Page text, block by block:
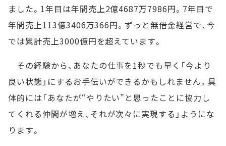
ました。1年目は年間売上2億4687万7986円。7年目で
年間売上113億3406万366円。ずっと無借金経営で、今
では累計売上3000億円を超えています。
その経験から、あなたの仕事を1秒でも早く「今より
良い状態」にするお手伝いができるかもしれません。具
体的には「あなたが“やりたい”と思ったことに協力し
てくれる仲間が増え、それが次々に実現する」ようにな
ります。